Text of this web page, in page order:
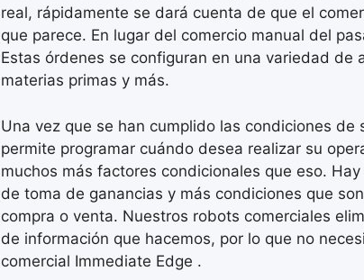
real, rápidamente se dará cuenta de que el
que parece. En lugar del comercio manual del
Estas órdenes se configuran en una variedad de
materias primas y más.
Una vez que se han cumplido las condiciones
permite programar cuándo desea realizar su
muchos más factores condicionales que eso.
de toma de ganancias y más condiciones que
compra o venta. Nuestros robots comerciales
de información que hacemos, por lo que no
comercial Immediate Edge .